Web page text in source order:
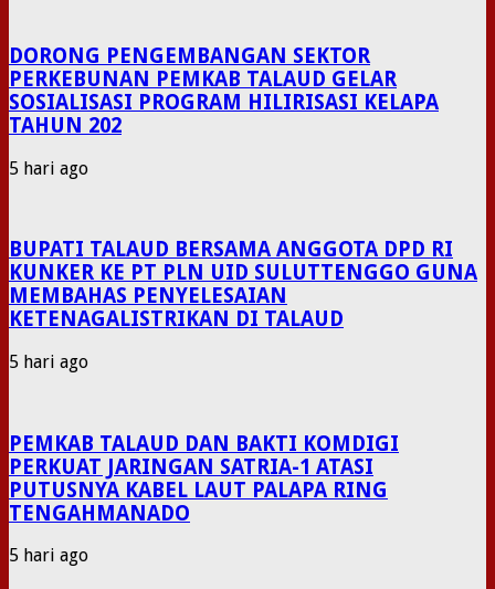
DORONG PENGEMBANGAN SEKTOR
PERKEBUNAN PEMKAB TALAUD GELAR
SOSIALISASI PROGRAM HILIRISASI KELAPA
TAHUN 202
5 hari ago
BUPATI TALAUD BERSAMA ANGGOTA DPD RI
KUNKER KE PT PLN UID SULUTTENGGO GUNA
MEMBAHAS PENYELESAIAN
KETENAGALISTRIKAN DI TALAUD
5 hari ago
PEMKAB TALAUD DAN BAKTI KOMDIGI
PERKUAT JARINGAN SATRIA-1 ATASI
PUTUSNYA KABEL LAUT PALAPA RING
TENGAHMANADO
5 hari ago